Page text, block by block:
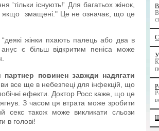
'тільки існують!' Для багатьох жінок,
якщо змащені." Це не означає, що це
жінки пхають палець або два в
є більш відкритим пеніса може
партнер повинен завжди надягати
все ще в небезпеці для інфекцій, що
ефекти. Доктор Росс каже, що це
З часом ця втрата може зробити
секс також може викликати сльози
в голові!